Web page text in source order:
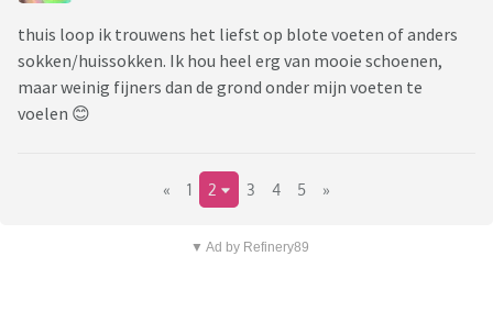
thuis loop ik trouwens het liefst op blote voeten of anders
sokken/huissokken. Ik hou heel erg van mooie schoenen,
maar weinig fijners dan de grond onder mijn voeten te
voelen 😊
« 1 2 3 4 5 »
▼ Ad by Refinery89